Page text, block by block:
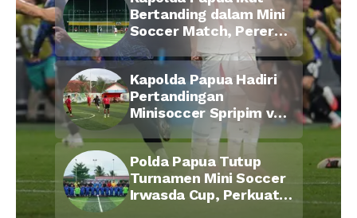
Bertanding dalam Mini
Soccer Match, Pererat
Kebersamaan Personel
di Bulan Ramadan
Kapolda Papua Hadiri
Pertandingan
Minisoccer Spripim vs
Bid Propam, Pererat
Soliditas dan
Kebersamaan Personel
Polda Papua Tutup
Turnamen Mini Soccer
Irwasda Cup, Perkuat